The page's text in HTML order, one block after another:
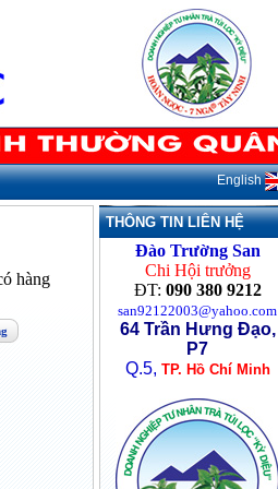
English
hàng
THÔNG TIN LIÊN HỆ
Đào Trường San
Chi Hội trưởng
ĐT: 090 380 9212
san92122003@yahoo.com
64 Trần Hưng Đạo,
P7
Q.5, TP. Hồ Chí Minh